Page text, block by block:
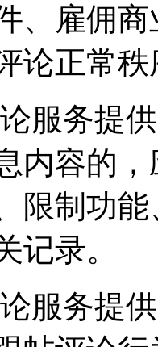
、雇佣
论正常
服务提
内容的
限制功
记录。
服务提